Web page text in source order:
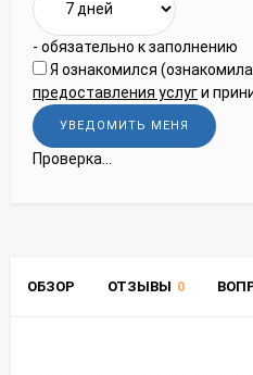
- обязательно к заполнению
Я ознакомился
предоставления услуги
Проверка...
ОБЗОР ОТЗЫВЫ 0